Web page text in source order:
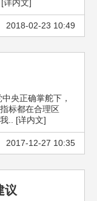
详内文]
2018-02-23 10:49
央正确掌舵下，
标都在合理区
.. [详内文]
2017-12-27 10:35
议